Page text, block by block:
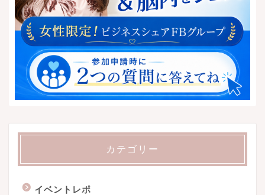
カテゴリー
イベントレポ